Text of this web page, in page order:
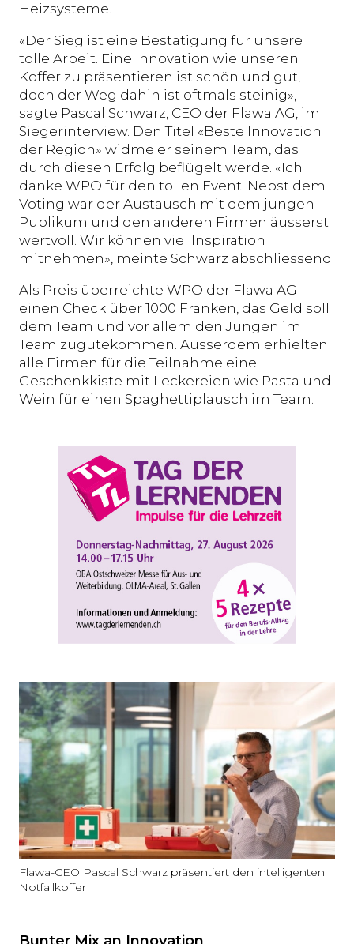
Heizsysteme.
«Der Sieg ist eine Bestätigung für unsere
tolle Arbeit. Eine Innovation wie unseren
Koffer zu präsentieren ist schön und gut,
doch der Weg dahin ist oftmals steinig»,
sagte Pascal Schwarz, CEO der Flawa AG, im
Siegerinterview. Den Titel «Beste Innovation
der Region» widme er seinem Team, das
durch diesen Erfolg beflügelt werde. «Ich
danke WPO für den tollen Event. Nebst dem
Voting war der Austausch mit dem jungen
Publikum und den anderen Firmen äusserst
wertvoll. Wir können viel Inspiration
mitnehmen», meinte Schwarz abschliessend.
Als Preis überreichte WPO der Flawa AG
einen Check über 1000 Franken, das Geld soll
dem Team und vor allem den Jungen im
Team zugutekommen. Ausserdem erhielten
alle Firmen für die Teilnahme eine
Geschenkkiste mit Leckereien wie Pasta und
Wein für einen Spaghettiplausch im Team.
Flawa-CEO Pascal Schwarz präsentiert den intelligenten
Notfallkoffer